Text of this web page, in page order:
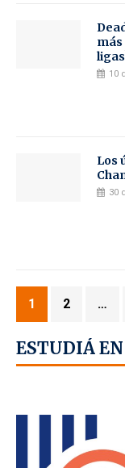
más
10
Los
30
1 2 …
ESTUDIÁ